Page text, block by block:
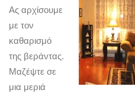
Ας αρχίσουμε
με τον
καθαρισμό
της βεράντας.
Μαζέψτε σε
μια μεριά